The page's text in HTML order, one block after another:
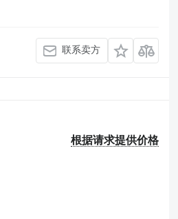
联系卖方
根据请求提供价格